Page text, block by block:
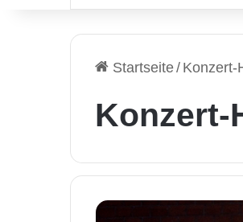
Startseite/ Konzert-
Konzert-